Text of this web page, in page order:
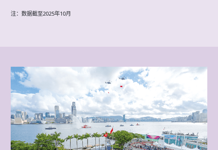
注：数据截至2025年10月